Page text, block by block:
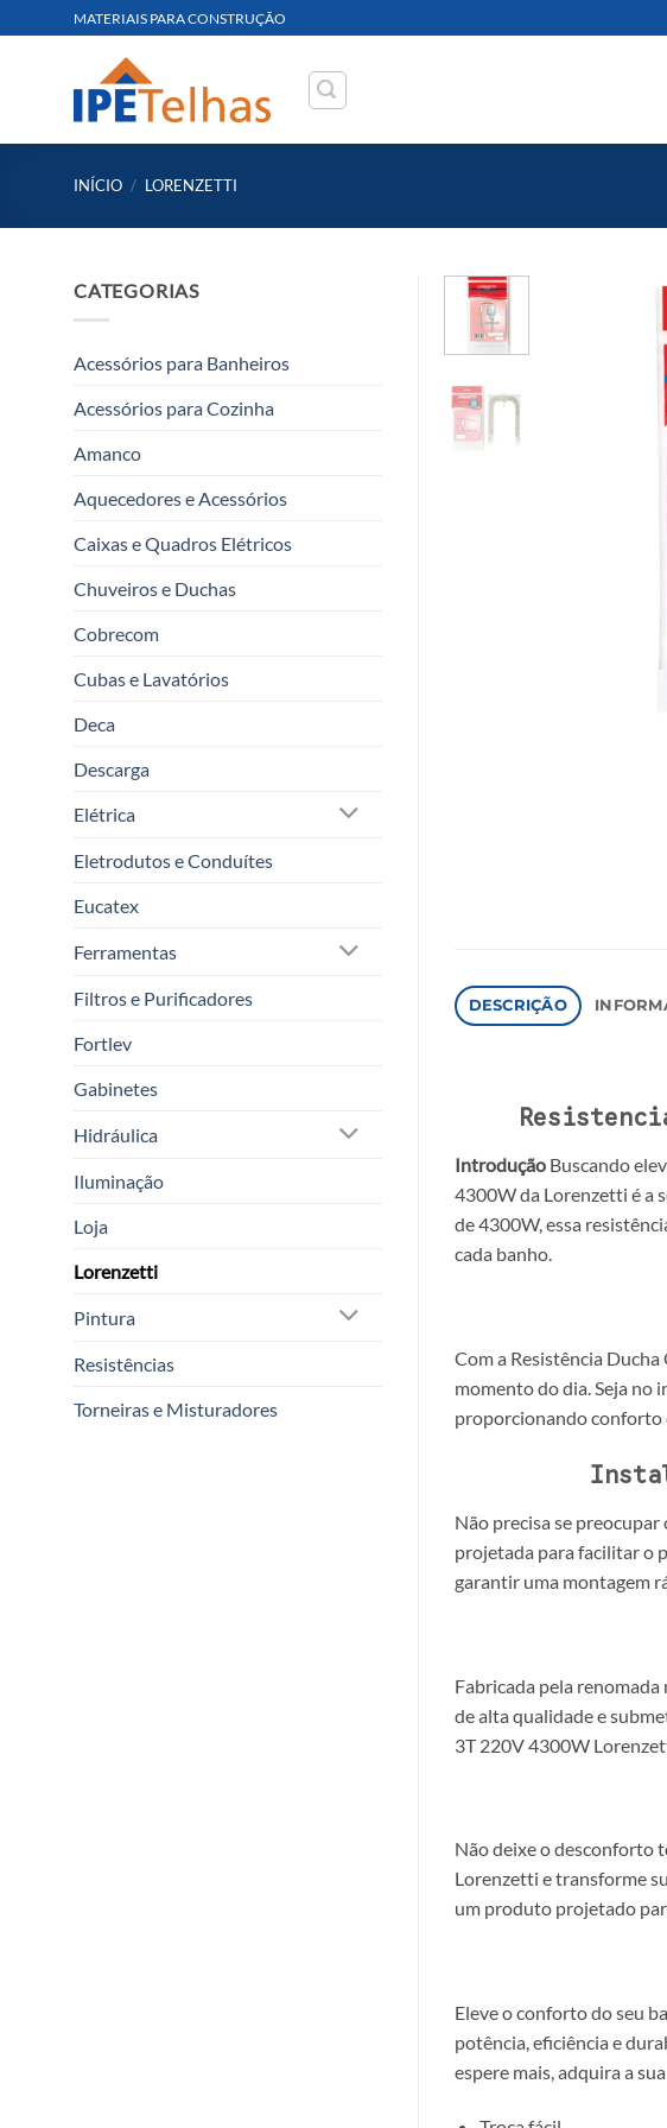
to
MATERIAIS PARA CONSTRUÇÃO
INÍCIO / LORENZETTI
CATEGORIAS
Acessórios para Banheiros
Acessórios para Cozinha
Amanco
Aquecedores e Acessórios
Caixas e Quadros Elétricos
Chuveiros e Duchas
Cobrecom
Cubas e Lavatórios
Deca
Descarga
Elétrica
Eletrodutos e Conduítes
Eucatex
Ferramentas
Filtros e Purificadores
Fortlev
Gabinetes
Hidráulica
Iluminação
Loja
Lorenzetti
Pintura
Resistências
Torneiras e Misturadores
DESCRIÇÃO
Introdução Buscando
4300W da Lorenzetti é a
de 4300W, essa
cada banho.
Com a Resistência
momento do dia. Seja no
proporcionando conforto
Não precisa se
projetada para facilitar o
garantir uma montagem
Fabricada pela
de alta qualidade e
3T 220V 4300W
Não deixe o desconforto
Lorenzetti e transforme
um produto projetado
Eleve o conforto do seu
potência, eficiência e
espere mais, adquira a